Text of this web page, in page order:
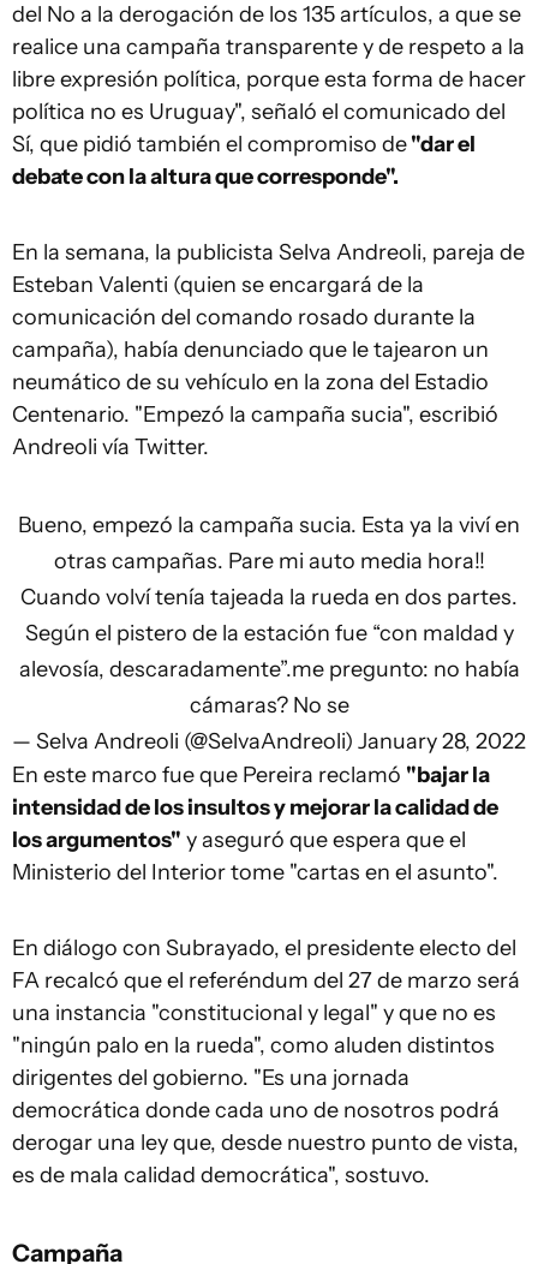
del No a la derogación de los 135 artículos, a que se
realice una campaña transparente y de respeto a la
libre expresión política, porque esta forma de hacer
política no es Uruguay", señaló el comunicado del
Sí, que pidió también el compromiso de"dar el
debate con la altura que corresponde".
En la semana, la publicista Selva Andreoli, pareja de
Esteban Valenti (quien se encargará de la
comunicación del comando rosado durante la
campaña), había denunciado que le tajearon un
neumático de su vehículo en la zona del Estadio
Centenario. "Empezó la campaña sucia", escribió
Andreoli vía Twitter.
Bueno, empezó la campaña sucia. Esta ya la viví en
otras campañas. Pare mi auto media hora!!
Cuando volví tenía tajeada la rueda en dos partes.
Según el pistero de la estación fue “con maldad y
alevosía, descaradamente”.me pregunto: no había
cámaras? No se
— Selva Andreoli (@SelvaAndreoli) January 28, 2022
En este marco fue que Pereira reclamó "bajar la
intensidad de los insultos y mejorar la calidad de
los argumentos" y aseguró que espera que el
Ministerio del Interior tome "cartas en el asunto".
En diálogo con Subrayado, el presidente electo del
FA recalcó que el referéndum del 27 de marzo será
una instancia "constitucional y legal" y que no es
"ningún palo en la rueda", como aluden distintos
dirigentes del gobierno. "Es una jornada
democrática donde cada uno de nosotros podrá
derogar una ley que, desde nuestro punto de vista,
es de mala calidad democrática", sostuvo.
Campaña